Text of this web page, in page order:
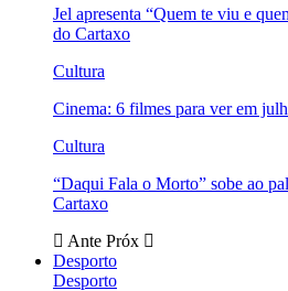
Jel apresenta “Quem te viu e
do Cartaxo
Cultura
Cinema: 6 filmes para ver em
Cultura
“Daqui Fala o Morto” sobe ao
Cartaxo
Ante Próx
Desporto
Desporto